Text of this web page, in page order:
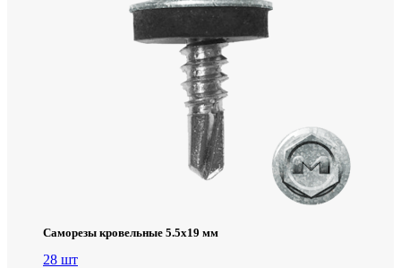
Саморезы кровельные 5.5х19 мм
28 шт